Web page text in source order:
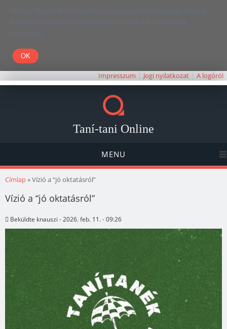
Kedves Olvasó! Weboldalunk böngészésével Ön elfogadja, hogy a
felhasználói élmény javítása céljából cookie-kat használunk.
Köszönjük!
Impresszum Jogi nyilatkozat A logóról
Taní-tani Online
MENU
Jelenlegi hely
Címlap» Vízió a “jó oktatásról”
Vízió a “jó oktatásról”
Beküldte knauszi - 2026. feb. 11. - 09:26